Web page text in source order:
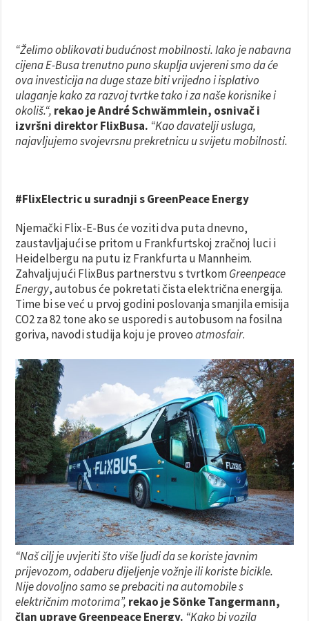
“Želimo oblikovati budućnost mobilnosti. Iako je nabavna
cijena E-Busa trenutno puno skuplja uvjereni smo da će
ova investicija na duge staze biti vrijedno i isplativo
ulaganje kako za razvoj tvrtke tako i za naše korisnike i
okoliš.“, rekao je André Schwämmlein, osnivač i
izvršni direktor FlixBusa. “Kao davatelji usluga,
najavljujemo svojevrsnu prekretnicu u svijetu mobilnosti.
#FlixElectric u suradnji s GreenPeace Energy
Njemački Flix-E-Bus će voziti dva puta dnevno,
zaustavljajući se pritom u Frankfurtskoj zračnoj luci i
Heidelbergu na putu iz Frankfurta u Mannheim.
Zahvaljujući FlixBus partnerstvu s tvrtkomGreenpeace
Energy, autobus će pokretati čista električna energija.
Time bi se već u prvoj godini poslovanja smanjila emisija
CO2 za 82 tone ako se usporedi s autobusom na fosilna
goriva, navodi studija koju je proveoatmosfair.
“Naš cilj je uvjeriti što više ljudi da se koriste javnim
prijevozom, odaberu dijeljenje vožnje ili koriste bicikle.
Nije dovoljno samo se prebaciti na automobile s
električnim motorima”, rekao je Sönke Tangermann,
član uprave Greenpeace Energy. “Kako bi vozila